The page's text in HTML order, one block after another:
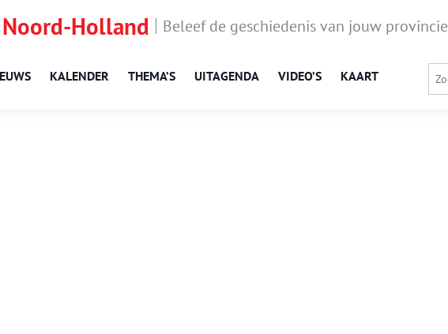
Holland Beleef de geschiedenis van jouw provincie
KALENDER THEMA’S UITAGENDA VIDEO’S KAART